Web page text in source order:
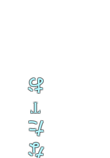
な
た
T
お